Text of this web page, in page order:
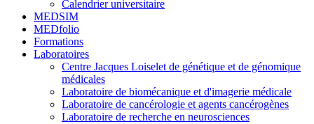
Calendrier universitaire
MEDSIM
MEDfolio
Formations
Laboratoires
Centre Jacques Loiselet de génétique et de génomique
médicales
Laboratoire de biomécanique et d'imagerie médicale
Laboratoire de cancérologie et agents cancérogènes
Laboratoire de recherche en neurosciences